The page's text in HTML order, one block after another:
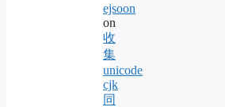
ejsoon
on
收
集
unicode
cjk
同